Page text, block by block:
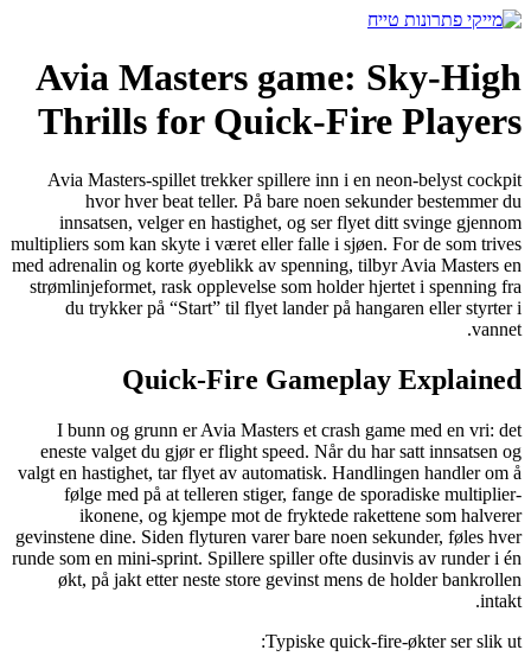
דלג
Avia Masters game: Sky‑High
Thrills for Quick‑Fire Players
Avia Masters-spillet trekker spillere inn i en neon‑belyst cockpit
hvor hver beat teller. På bare noen sekunder bestemmer du
innsatsen, velger en hastighet, og ser flyet ditt svinge gjennom
multipliers som kan skyte i været eller falle i sjøen. For de som trives
med adrenalin og korte øyeblikk av spenning, tilbyr Avia Masters en
strømlinjeformet, rask opplevelse som holder hjertet i spenning fra
du trykker på “Start” til flyet lander på hangaren eller styrter i
vannet.
Quick‑Fire Gameplay Explained
I bunn og grunn er Avia Masters et crash game med en vri: det
eneste valget du gjør er flight speed. Når du har satt innsatsen og
valgt en hastighet, tar flyet av automatisk. Handlingen handler om å
følge med på at telleren stiger, fange de sporadiske multiplier-
ikonene, og kjempe mot de fryktede rakettene som halverer
gevinstene dine. Siden flyturen varer bare noen sekunder, føles hver
runde som en mini‑sprint. Spillere spiller ofte dusinvis av runder i én
økt, på jakt etter neste store gevinst mens de holder bankrollen
intakt.
Typiske quick‑fire-økter ser slik ut: